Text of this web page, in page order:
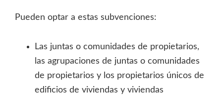
Pueden optar a estas subvenciones:
Las juntas o comunidades de propietarios,
las agrupaciones de juntas o comunidades
de propietarios y los propietarios únicos de
edificios de viviendas y viviendas